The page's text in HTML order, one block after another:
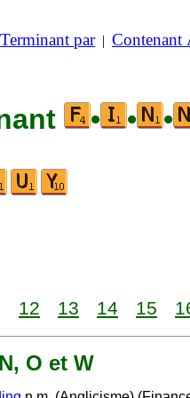
Terminant par| Contenant
• • •
12 13 14 15
O et W